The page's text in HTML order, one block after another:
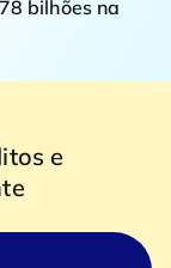
bilhões na
e